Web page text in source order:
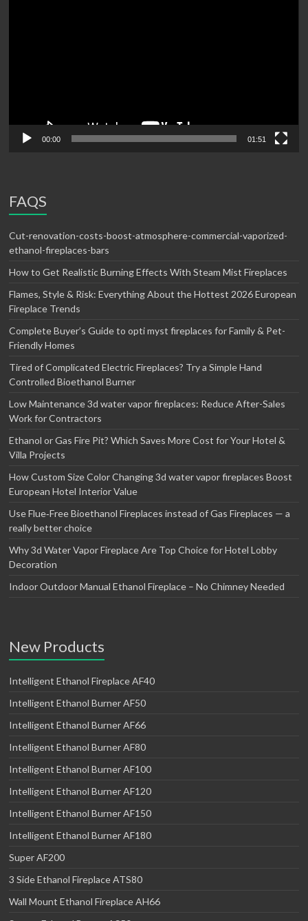
00:00 01:51
FAQS
Cut-renovation-costs-boost-atmosphere-commercial-vaporized-
ethanol-fireplaces-bars
How to Get Realistic Burning Effects With Steam Mist Fireplaces
Flames, Style & Risk: Everything About the Hottest 2026 European
Fireplace Trends
Complete Buyer’s Guide to opti myst fireplaces for Family & Pet-
Friendly Homes
Tired of Complicated Electric Fireplaces? Try a Simple Hand
Controlled Bioethanol Burner
Low Maintenance 3d water vapor fireplaces: Reduce After-Sales
Work for Contractors
Ethanol or Gas Fire Pit? Which Saves More Cost for Your Hotel &
Villa Projects
How Custom Size Color Changing 3d water vapor fireplaces Boost
European Hotel Interior Value
Use Flue‑Free Bioethanol Fireplaces instead of Gas Fireplaces — a
really better choice
Why 3d Water Vapor Fireplace Are Top Choice for Hotel Lobby
Decoration
Indoor Outdoor Manual Ethanol Fireplace – No Chimney Needed
New Products
Intelligent Ethanol Fireplace AF40
Intelligent Ethanol Burner AF50
Intelligent Ethanol Burner AF66
Intelligent Ethanol Burner AF80
Intelligent Ethanol Burner AF100
Intelligent Ethanol Burner AF120
Intelligent Ethanol Burner AF150
Intelligent Ethanol Burner AF180
Super AF200
3 Side Ethanol Fireplace ATS80
Wall Mount Ethanol Fireplace AH66